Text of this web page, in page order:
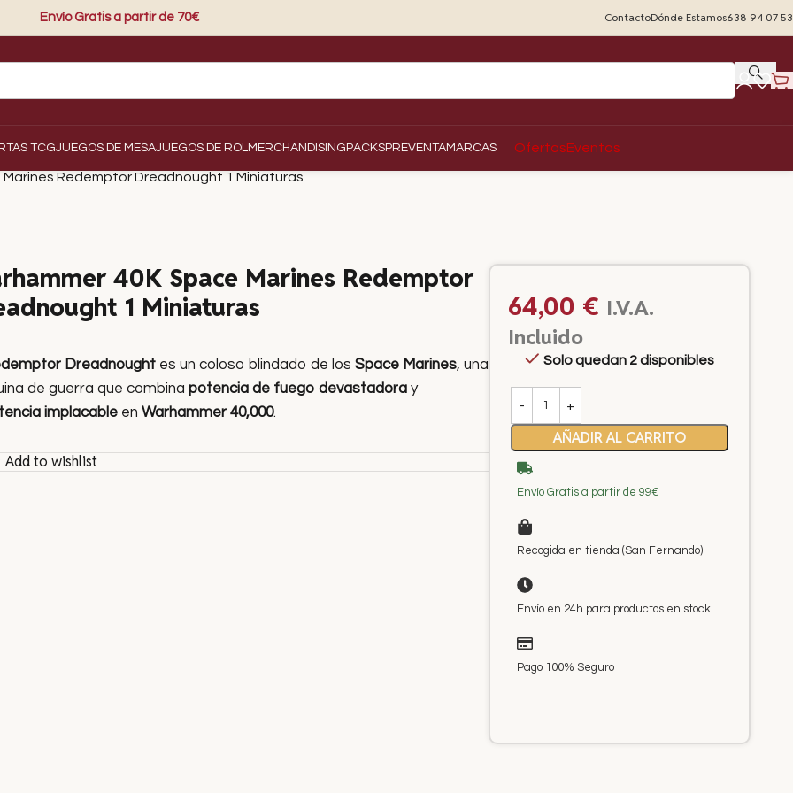
Envío Gratis a partir de 70€ ContactoDónde Estamos638 94 07 53
TCGJUEGOS DE MESAJUEGOS DE ROL MERCHANDISINGPACKSPREVENTAMARCAS OfertasEventos
Marines Redemptor Dreadnought 1 Miniaturas
40K Space Marines Redemptor
1 Miniaturas
Dreadnought es un coloso blindado de losSpace Marines, una
de guerra que combinapotencia de fuego devastadora y
implacable enWarhammer 40,000.
Add to wishlist
64,00 € I.V.A.
Incluido
Solo quedan 2 disponibles
AÑADIR AL CARRITO
Envío Gratis a partir de 99€
Recogida en tienda (San Fernando)
Envío en 24h para productos en stock
Pago 100% Seguro